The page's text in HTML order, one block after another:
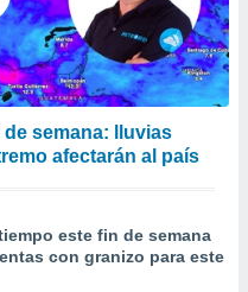
de semana: lluvias
afectarán al país
este fin de semana
con granizo para este